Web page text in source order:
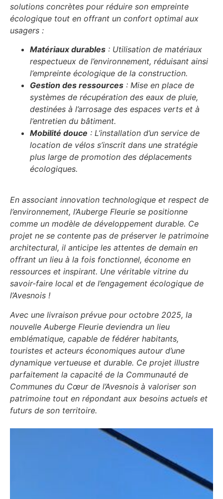
solutions concrètes pour réduire son empreinte
écologique tout en offrant un confort optimal aux
usagers :
Matériaux durables : Utilisation de matériaux
respectueux de l’environnement, réduisant ainsi
l’empreinte écologique de la construction.
Gestion des ressources : Mise en place de
systèmes de récupération des eaux de pluie,
destinées à l’arrosage des espaces verts et à
l’entretien du bâtiment.
Mobilité douce : L’installation d’un service de
location de vélos s’inscrit dans une stratégie
plus large de promotion des déplacements
écologiques.
En associant innovation technologique et respect de
l’environnement, l’Auberge Fleurie se positionne
comme un modèle de développement durable. Ce
projet ne se contente pas de préserver le patrimoine
architectural, il anticipe les attentes de demain en
offrant un lieu à la fois fonctionnel, économe en
ressources et inspirant. Une véritable vitrine du
savoir-faire local et de l’engagement écologique de
l’Avesnois !
Avec une livraison prévue pour octobre 2025, la
nouvelle Auberge Fleurie deviendra un lieu
emblématique, capable de fédérer habitants,
touristes et acteurs économiques autour d’une
dynamique vertueuse et durable. Ce projet illustre
parfaitement la capacité de la Communauté de
Communes du Cœur de l’Avesnois à valoriser son
patrimoine tout en répondant aux besoins actuels et
futurs de son territoire.